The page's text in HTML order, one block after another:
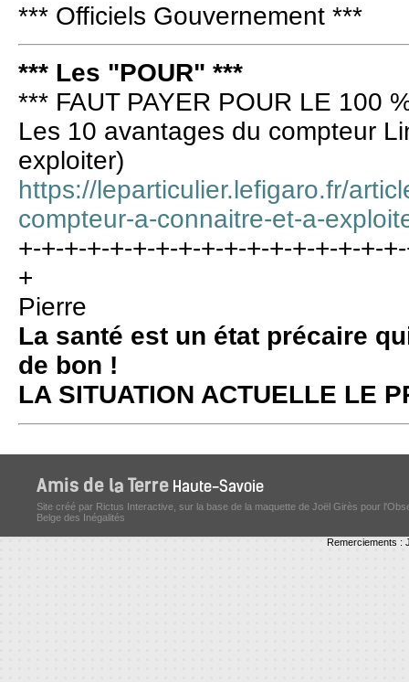
*** Officiels Gouvernement ***
*** Les "POUR" ***
*** FAUT PAYER POUR LE 100
Les 10 avantages du compteur
exploiter)
https://leparticulier.lefigaro.fr/
compteur-a-connaitre-et-a-
+-+-+-+-+-+-+-+-+-+-+-+-+-+-+-+-
+
Pierre
La santé est un état précaire
de bon !
LA SITUATION ACTUELLE LE
Site créé par Rictus Interactive, sur la base de la maquette de Joël Girès pour
Belge des Inégalités
Remerciements :